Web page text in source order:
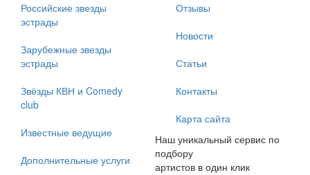
Российские звезды
эстрады
Зарубежные звезды
эстрады
Звёзды КВН и Comedy
club
Известные ведущие
Дополнительные услуги
Отзывы
Новости
Статьи
Контакты
Карта сайта
Наш уникальный сервис по
подбору
артистов в один клик